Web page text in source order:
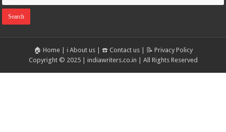
🏠 Home| ℹ️ About us| ☎️ Contact us|
📝 Privacy Policy
Copyright © 2025 | indiawriters.co.in | All Rights Reserved